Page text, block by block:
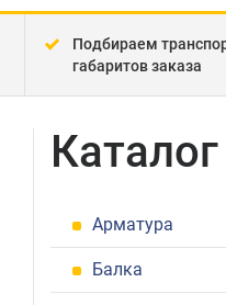
Подбираем
габаритов заказа
Каталог
Арматура
Балка